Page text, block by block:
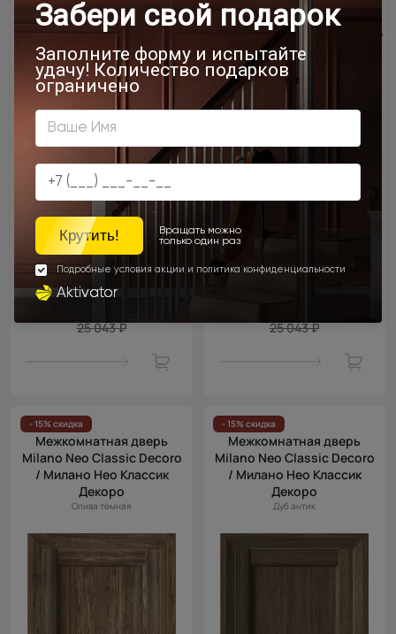
Цена за полотно
25 043 ₽ 25 043 ₽
- 15% скидка
Межкомнатная дверь
Milano Neo Classic Decoro
/ Милано Нео Классик
Декоро
Олива тёмная
- 15% скидка
Межкомнатная дверь
Milano Neo Classic Decoro
/ Милано Нео Классик
Декоро
Дуб антик